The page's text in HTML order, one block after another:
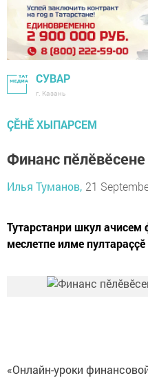
СУВАР
г. Казань
ÇӖНӖ ХЫПАРСЕМ
Финанс
Илья Туманов, 21
Тутарстанри шкул ачисем
меслетпе илме пултараҫҫӗ
«Онлайн-уроки